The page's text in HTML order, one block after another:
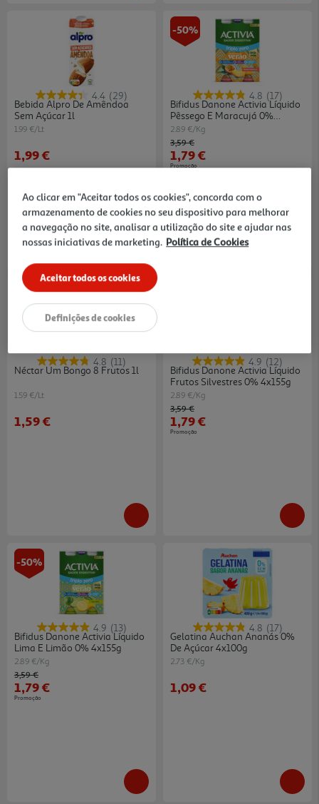
4.4 (29)
Bebida Alpro De Amêndoa
Sem Açúcar 1l
1.99 €/Lt
1,99 €
-50%
4.8 (17)
Bifidus Danone Activia Líquido
Pêssego E Maracujá 0%
4x155g
2.89 €/Kg
Price reduced from
3,59 €to
1,79 €
Promoção
4.8 (11)
Néctar Um Bongo 8 Frutos 1l
1.59 €/Lt
1,59 €
4.9 (12)
Bifidus Danone Activia Líquido
Frutos Silvestres 0% 4x155g
2.89 €/Kg
Price reduced from
3,59 €to
1,79 €
Promoção
-50%
4.9 (13)
Bifidus Danone Activia Líquido
Lima E Limão 0% 4x155g
2.89 €/Kg
Price reduced from
3,59 €to
1,79 €
Promoção
4.8 (17)
Gelatina Auchan Ananás 0%
De Açúcar 4x100g
2.73 €/Kg
1,09 €
Ao clicar em "Aceitar todos os cookies", concorda com o
armazenamento de cookies no seu dispositivo para melhorar
a navegação no site, analisar a utilização do site e ajudar nas
nossas iniciativas de marketing. Política de Cookies
Aceitar todos os cookies
Definições de cookies